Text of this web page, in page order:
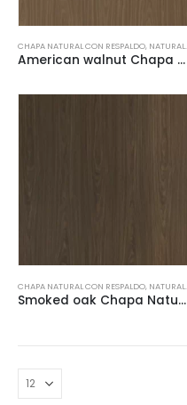
CHAPA NATURAL CON RESPALDO, NATURAL VENEERS
American walnut Chapa Natural con respaldo
CHAPA NATURAL CON RESPALDO, NATURAL VENEERS
Smoked oak Chapa Natural con respaldo